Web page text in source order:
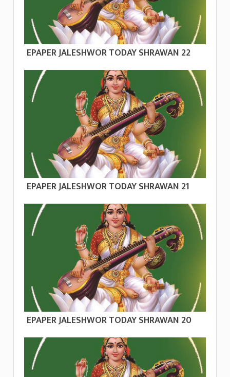
EPAPER JALESHWOR TODAY SHRAWAN 22
EPAPER JALESHWOR TODAY SHRAWAN 21
EPAPER JALESHWOR TODAY SHRAWAN 20